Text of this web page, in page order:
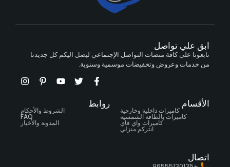
ابق علي تواصل
تابعونا علي كافة منصات التواصل الإجتماعي ليصل اليكم كل جديدنا
من خدمات وعروض وتخفيضات موسمية وسنوية.
الأقسام
كاميرات داخلية وخارجية
كاميرات بالطاقة الشمسية
كاميرات واي فاي
انتركم منزلي
روابط
الشروط والأحكام
FAQ
المدونة والأخبار
اتصال